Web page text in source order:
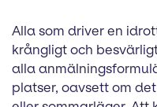
Alla som driver en
krångligt och
alla
platser, oavsett om